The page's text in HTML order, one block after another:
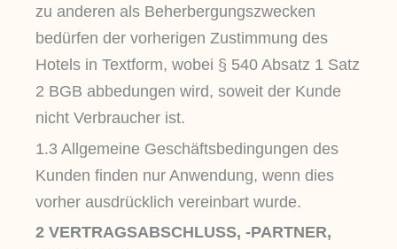
zu anderen als Beherbergungszwecken
bedürfen der vorherigen Zustimmung des
Hotels in Textform, wobei § 540 Absatz 1 Satz
2 BGB abbedungen wird, soweit der Kunde
nicht Verbraucher ist.
1.3 Allgemeine Geschäftsbedingungen des
Kunden finden nur Anwendung, wenn dies
vorher ausdrücklich vereinbart wurde.
2 VERTRAGSABSCHLUSS, -PARTNER,